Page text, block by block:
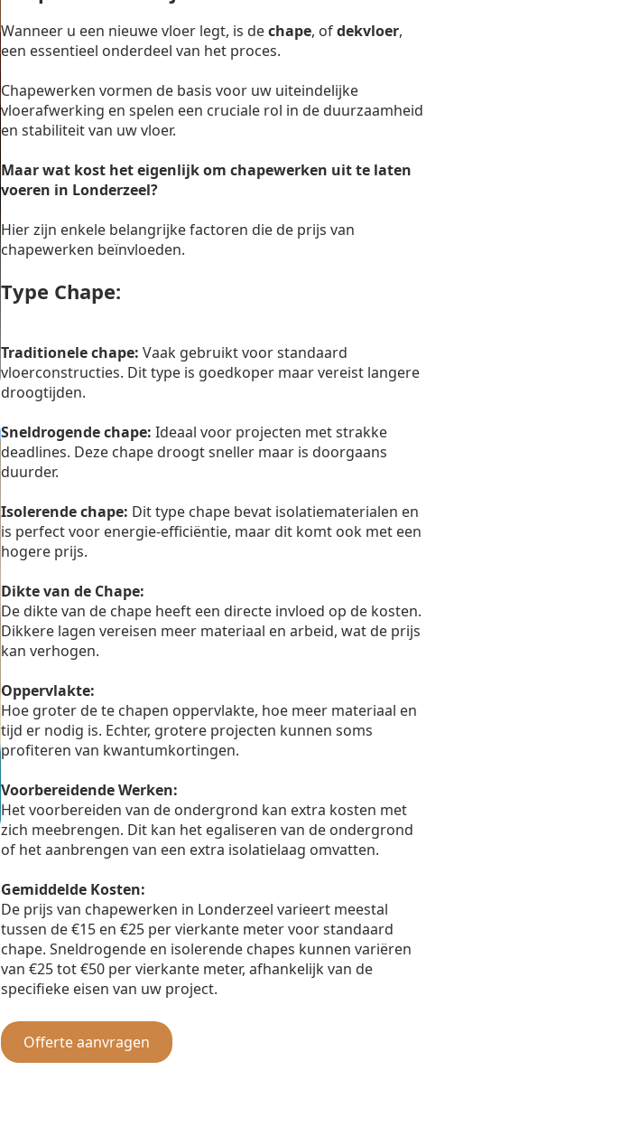
Wanneer u een nieuwe vloer legt, is dechape, ofdekvloer,
een essentieel onderdeel van het proces.
Chapewerken vormen de basis voor uw uiteindelijke
vloerafwerking en spelen een cruciale rol in de duurzaamheid
en stabiliteit van uw vloer.
Maar wat kost het eigenlijk om chapewerken uit te laten
voeren in Londerzeel?
Hier zijn enkele belangrijke factoren die de prijs van
chapewerken beïnvloeden.
Type Chape:
Traditionele chape: Vaak gebruikt voor standaard
vloerconstructies. Dit type is goedkoper maar vereist langere
droogtijden.
Sneldrogende chape: Ideaal voor projecten met strakke
deadlines. Deze chape droogt sneller maar is doorgaans
duurder.
Isolerende chape: Dit type chape bevat isolatiematerialen en
is perfect voor energie-efficiëntie, maar dit komt ook met een
hogere prijs.
Dikte van de Chape:
De dikte van de chape heeft een directe invloed op de kosten.
Dikkere lagen vereisen meer materiaal en arbeid, wat de prijs
kan verhogen.
Oppervlakte:
Hoe groter de te chapen oppervlakte, hoe meer materiaal en
tijd er nodig is. Echter, grotere projecten kunnen soms
profiteren van kwantumkortingen.
Voorbereidende Werken:
Het voorbereiden van de ondergrond kan extra kosten met
zich meebrengen. Dit kan het egaliseren van de ondergrond
of het aanbrengen van een extra isolatielaag omvatten.
Gemiddelde Kosten:
De prijs van chapewerken in Londerzeel varieert meestal
tussen de €15 en €25 per vierkante meter voor standaard
chape. Sneldrogende en isolerende chapes kunnen variëren
van €25 tot €50 per vierkante meter, afhankelijk van de
specifieke eisen van uw project.
Offerte aanvragen